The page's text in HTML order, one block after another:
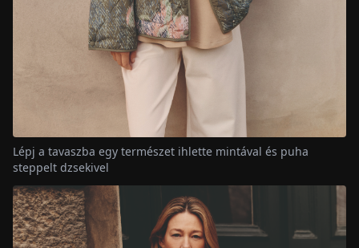
Lépj a tavaszba egy természet ihlette mintával és puha
steppelt dzsekivel